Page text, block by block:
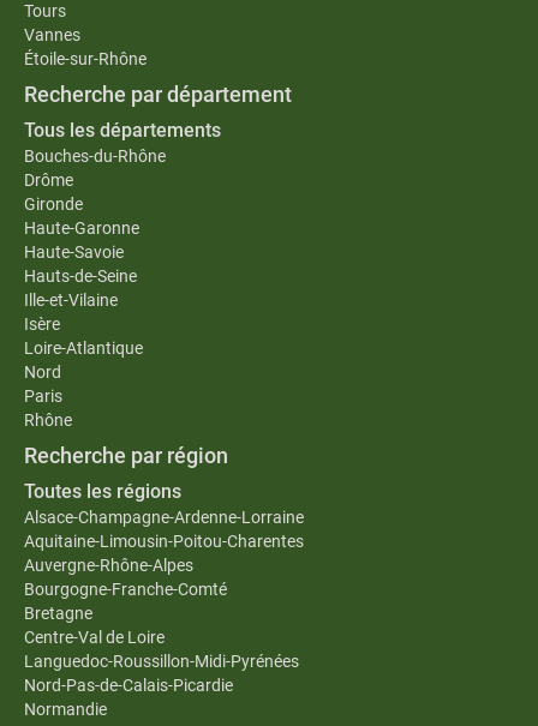
Tours
Vannes
Étoile-sur-Rhône
Recherche par département
Tous les départements
Bouches-du-Rhône
Drôme
Gironde
Haute-Garonne
Haute-Savoie
Hauts-de-Seine
Ille-et-Vilaine
Isère
Loire-Atlantique
Nord
Paris
Rhône
Recherche par région
Toutes les régions
Alsace-Champagne-Ardenne-Lorraine
Aquitaine-Limousin-Poitou-Charentes
Auvergne-Rhône-Alpes
Bourgogne-Franche-Comté
Bretagne
Centre-Val de Loire
Languedoc-Roussillon-Midi-Pyrénées
Nord-Pas-de-Calais-Picardie
Normandie